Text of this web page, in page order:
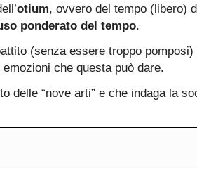
otium, ovvero del tempo (libero)
ponderato del tempo.
(senza essere troppo
che questa può dare.
delle “nove arti” e che indaga la